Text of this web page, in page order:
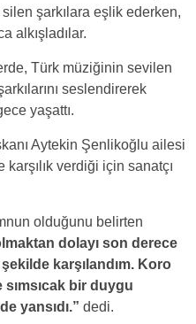
şarkılara eşlik ederken,
alkışladılar.
Türk müziğinin sevilen
seslendirerek
yaşattı.
Aytekin Şenlikoğlu ailesi
verdiği için sanatçı
olduğunu belirten
dolayı son derece
karşılandım. Koro
sımsıcak bir duygu
yansıdı.” dedi.